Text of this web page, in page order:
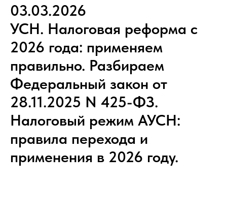
03.03.2026
УСН. Налоговая реформа с
2026 года: применяем
правильно. Разбираем
Федеральный закон от
28.11.2025 N 425-ФЗ.
Налоговый режим АУСН:
правила перехода и
применения в 2026 году.